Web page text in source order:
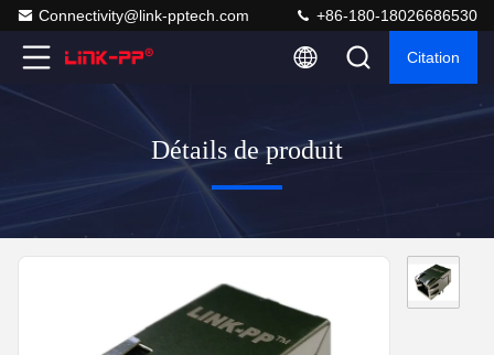
Connectivity@link-pptech.com +86-180-18026686530
Citation
Détails de produit